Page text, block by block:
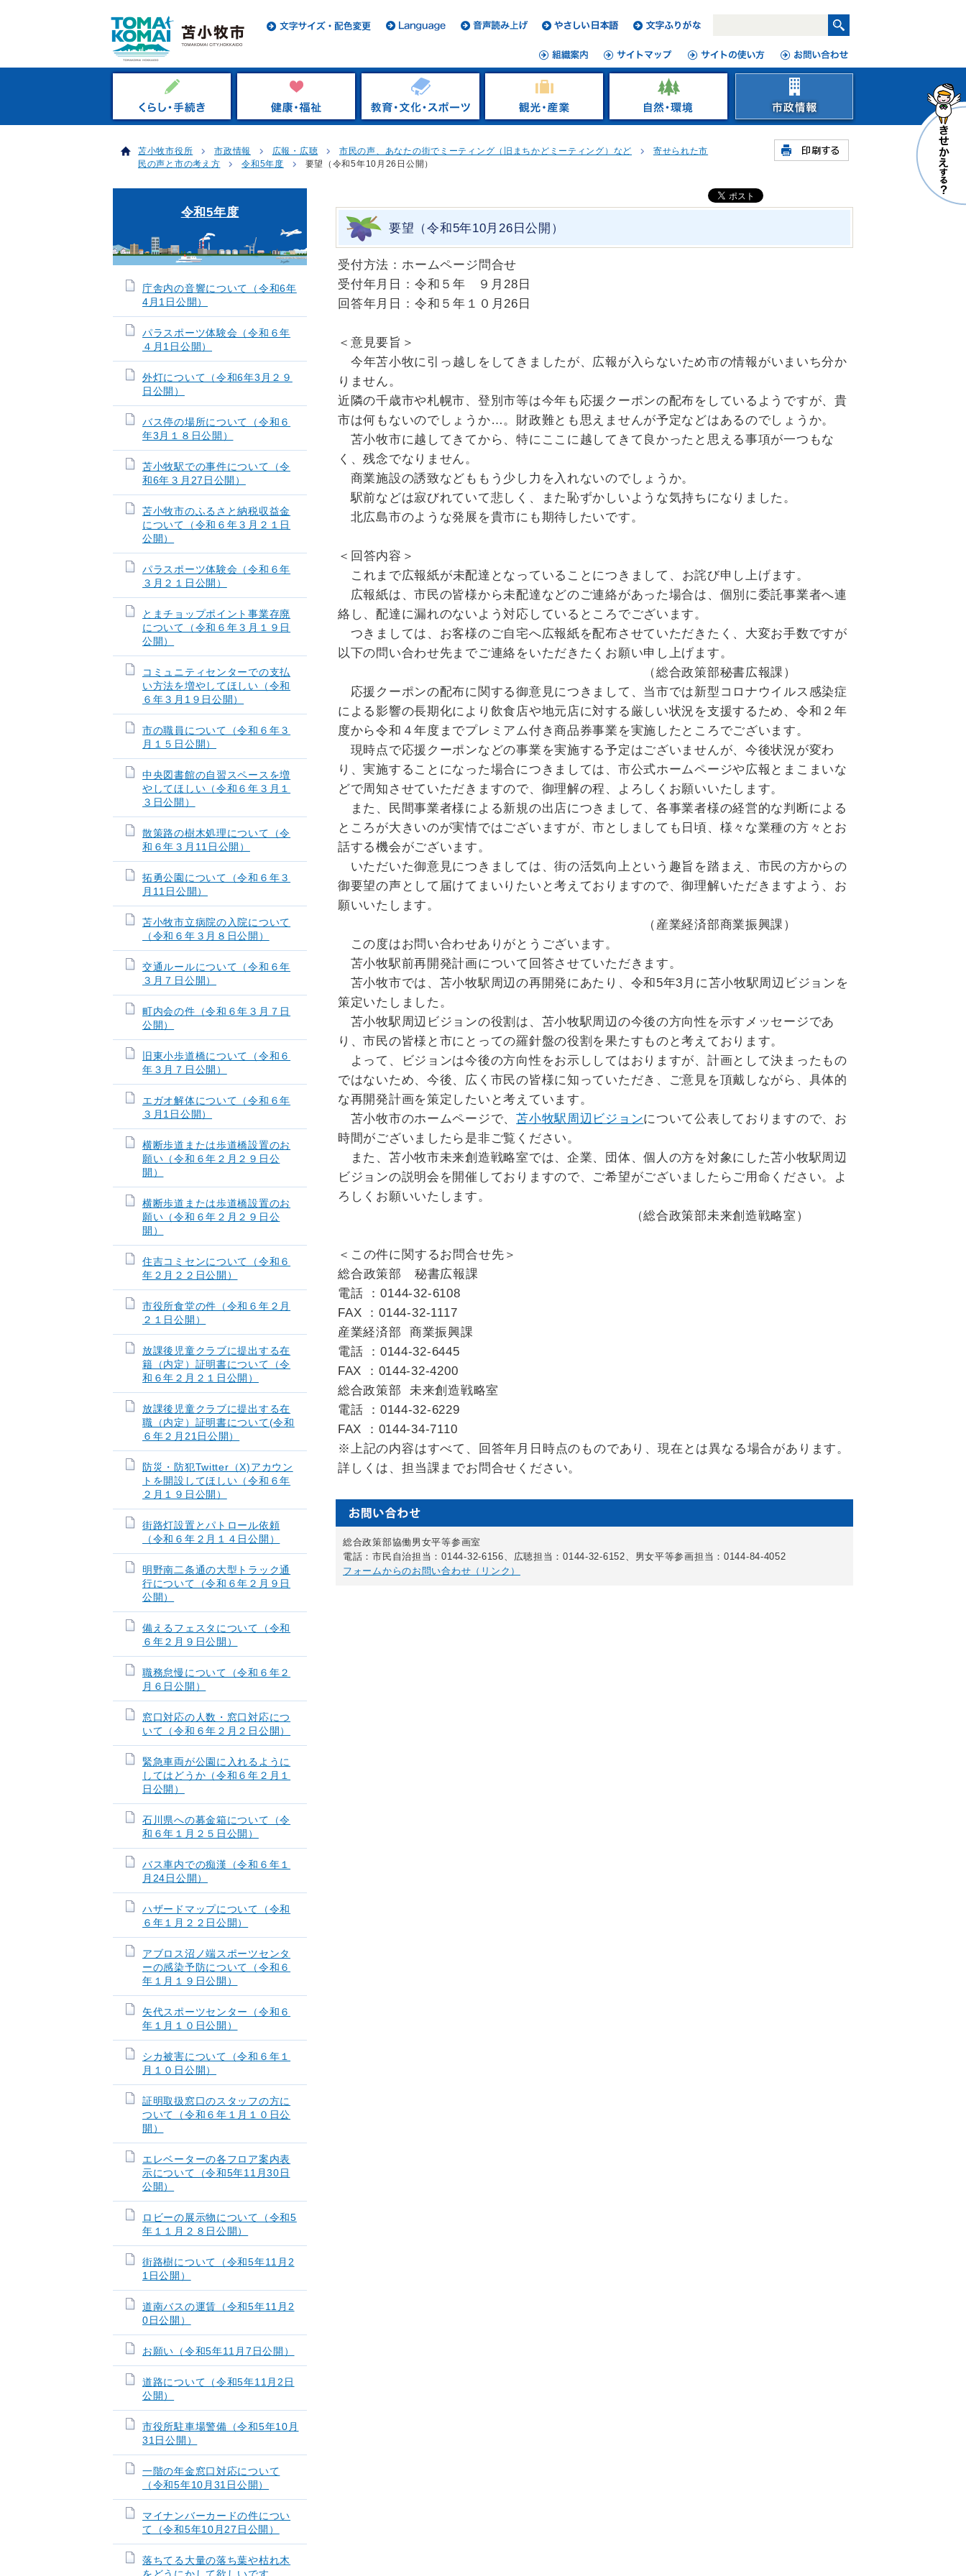
苫小牧市役所 市政情報 広報・広聴 市民の声、あなたの街でミーティング（旧まちかどミーティング）など
寄せられた市
民の声と市の考え方
令和5年度 要望（令和5年10月26日公開）
要望（令和5年10月26日公開）
受付方法：ホームページ問合せ
受付年月日：令和５年 ９月28日
回答年月日：令和５年１０月26日
＜意見要旨＞
今年苫小牧に引っ越しをしてきましたが、広報が入らないため市の情報がいまいち分か
りません。
近隣の千歳市や札幌市、登別市等は今年も応援クーポンの配布をしているようですが、貴
市は何もないのでしょうか…。財政難とも思えませんが予定などはあるのでしょうか。
苫小牧市に越してきてから、特にここに越してきて良かったと思える事項が一つもな
く、残念でなりません。
商業施設の誘致などももう少し力を入れないのでしょうか。
駅前などは寂びれていて悲しく、また恥ずかしいような気持ちになりました。
北広島市のような発展を貴市にも期待したいです。
＜回答内容＞
これまで広報紙が未配達となっていることにつきまして、お詫び申し上げます。
広報紙は、市民の皆様から未配達などのご連絡があった場合は、個別に委託事業者へ連
絡し、配達に漏れのないよう対応しているところでございます。
つきましては、お客様のご自宅へ広報紙を配布させていただきたく、大変お手数ですが
以下の問い合わせ先までご連絡をいただきたくお願い申し上げます。
（総合政策部秘書広報課）
応援クーポンの配布に関する御意見につきまして、当市では新型コロナウイルス感染症
による影響の長期化により飲食店や地元店に対する厳しい状況を支援するため、令和２年
度から令和４年度までプレミアム付き商品券事業を実施したところでございます。
現時点で応援クーポンなどの事業を実施する予定はございませんが、今後状況が変わ
り、実施することになった場合につきましては、市公式ホームページや広報とまこまいな
どで周知させていただきますので、御理解の程、よろしくお願いいたします。
また、民間事業者様による新規の出店につきまして、各事業者様の経営的な判断による
ところが大きいのが実情ではございますが、市としましても日頃、様々な業種の方々とお
話する機会がございます。
いただいた御意見につきましては、街の活気向上という趣旨を踏まえ、市民の方からの
御要望の声として届けてまいりたいと考えておりますので、御理解いただきますよう、お
願いいたします。
（産業経済部商業振興課）
この度はお問い合わせありがとうございます。
苫小牧駅前再開発計画について回答させていただきます。
苫小牧市では、苫小牧駅周辺の再開発にあたり、令和5年3月に苫小牧駅周辺ビジョンを
策定いたしました。
苫小牧駅周辺ビジョンの役割は、苫小牧駅周辺の今後の方向性を示すメッセージであ
り、市民の皆様と市にとっての羅針盤の役割を果たすものと考えております。
よって、ビジョンは今後の方向性をお示ししてはおりますが、計画として決まったもの
ではないため、今後、広く市民の皆様に知っていただき、ご意見を頂戴しながら、具体的
な再開発計画を策定したいと考えています。
苫小牧市のホームページで、苫小牧駅周辺ビジョンについて公表しておりますので、お
時間がございましたら是非ご覧ください。
また、苫小牧市未来創造戦略室では、企業、団体、個人の方を対象にした苫小牧駅周辺
ビジョンの説明会を開催しておりますので、ご希望がございましたらご用命ください。よ
ろしくお願いいたします。
（総合政策部未来創造戦略室）
＜この件に関するお問合せ先＞
総合政策部 秘書広報課
電話 ：0144-32-6108
FAX ：0144-32-1117
産業経済部 商業振興課
電話 ：0144-32-6445
FAX ：0144-32-4200
総合政策部 未来創造戦略室
電話 ：0144-32-6229
FAX ：0144-34-7110
※上記の内容はすべて、回答年月日時点のものであり、現在とは異なる場合があります。
詳しくは、担当課までお問合せください。
総合政策部協働男女平等参画室
電話：市民自治担当：0144-32-6156、広聴担当：0144-32-6152、男女平等参画担当：0144-84-4052
フォームからのお問い合わせ（リンク）
令和5年度
庁舎内の音響について（令和6年
4月1日公開）
パラスポーツ体験会（令和６年
４月1日公開）
外灯について（令和6年3月２９
日公開）
バス停の場所について（令和６
年3月１８日公開）
苫小牧駅での事件について（令
和6年３月27日公開）
苫小牧市のふるさと納税収益金
について（令和６年３月２１日
公開）
パラスポーツ体験会（令和６年
３月２１日公開）
とまチョップポイント事業存廃
について（令和６年３月１９日
公開）
コミュニティセンターでの支払
い方法を増やしてほしい（令和
６年３月1９日公開）
市の職員について（令和６年３
月１５日公開）
中央図書館の自習スペースを増
やしてほしい（令和６年３月１
３日公開）
散策路の樹木処理について（令
和６年３月11日公開）
拓勇公園について（令和６年３
月11日公開）
苫小牧市立病院の入院について
（令和６年３月８日公開）
交通ルールについて（令和６年
３月７日公開）
町内会の件（令和６年３月７日
公開）
旧東小歩道橋について（令和６
年３月７日公開）
エガオ解体について（令和６年
３月1日公開）
横断歩道または歩道橋設置のお
願い（令和６年２月２９日公
開）
横断歩道または歩道橋設置のお
願い（令和６年２月２９日公
開）
住吉コミセンについて（令和６
年２月２２日公開）
市役所食堂の件（令和６年２月
２１日公開）
放課後児童クラブに提出する在
籍（内定）証明書について（令
和６年２月２１日公開）
放課後児童クラブに提出する在
職（内定）証明書について(令和
６年２月21日公開）
防災・防犯Twitter（X)アカウン
トを開設してほしい（令和６年
２月１９日公開）
街路灯設置とパトロール依頼
（令和６年２月１４日公開）
明野南二条通の大型トラック通
行について（令和６年２月９日
公開）
備えるフェスタについて（令和
６年２月９日公開）
職務怠慢について（令和６年２
月６日公開）
窓口対応の人数・窓口対応につ
いて（令和６年２月２日公開）
緊急車両が公園に入れるように
してはどうか（令和６年２月１
日公開）
石川県への募金箱について（令
和６年１月２５日公開）
バス車内での痴漢（令和６年１
月24日公開）
ハザードマップについて（令和
６年１月２２日公開）
アブロス沼ノ端スポーツセンタ
ーの感染予防について（令和６
年１月１９日公開）
矢代スポーツセンター（令和６
年１月１０日公開）
シカ被害について（令和６年１
月１０日公開）
証明取扱窓口のスタッフの方に
ついて（令和６年１月１０日公
開）
エレベーターの各フロア案内表
示について（令和5年11月30日
公開）
ロビーの展示物について（令和5
年１１月２８日公開）
街路樹について（令和5年11月2
1日公開）
道南バスの運賃（令和5年11月2
0日公開）
お願い（令和5年11月7日公開）
道路について（令和5年11月2日
公開）
市役所駐車場警備（令和5年10月
31日公開）
一階の年金窓口対応について
（令和5年10月31日公開）
マイナンバーカードの件につい
て（令和5年10月27日公開）
落ちてる大量の落ち葉や枯れ木